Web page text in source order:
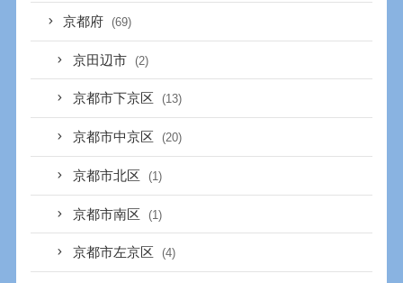
京都府 (69)
京田辺市 (2)
京都市下京区 (13)
京都市中京区 (20)
京都市北区 (1)
京都市南区 (1)
京都市左京区 (4)